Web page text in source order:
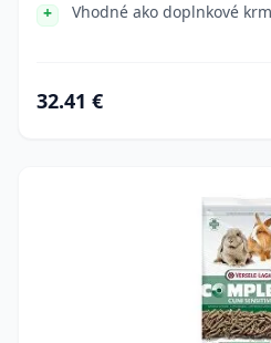
Vhodné ako doplnkové
32.41 €